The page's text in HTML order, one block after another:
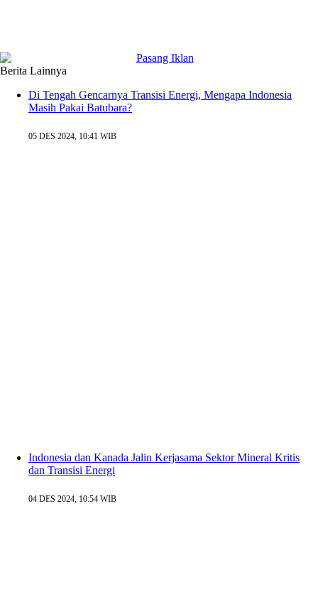
Berita Lainnya
Di Tengah Gencarnya Transisi Energi, Mengapa Indonesia
Masih Pakai Batubara?
05 DES 2024, 10:41 WIB
Indonesia dan Kanada Jalin Kerjasama Sektor Mineral Kritis
dan Transisi Energi
04 DES 2024, 10:54 WIB